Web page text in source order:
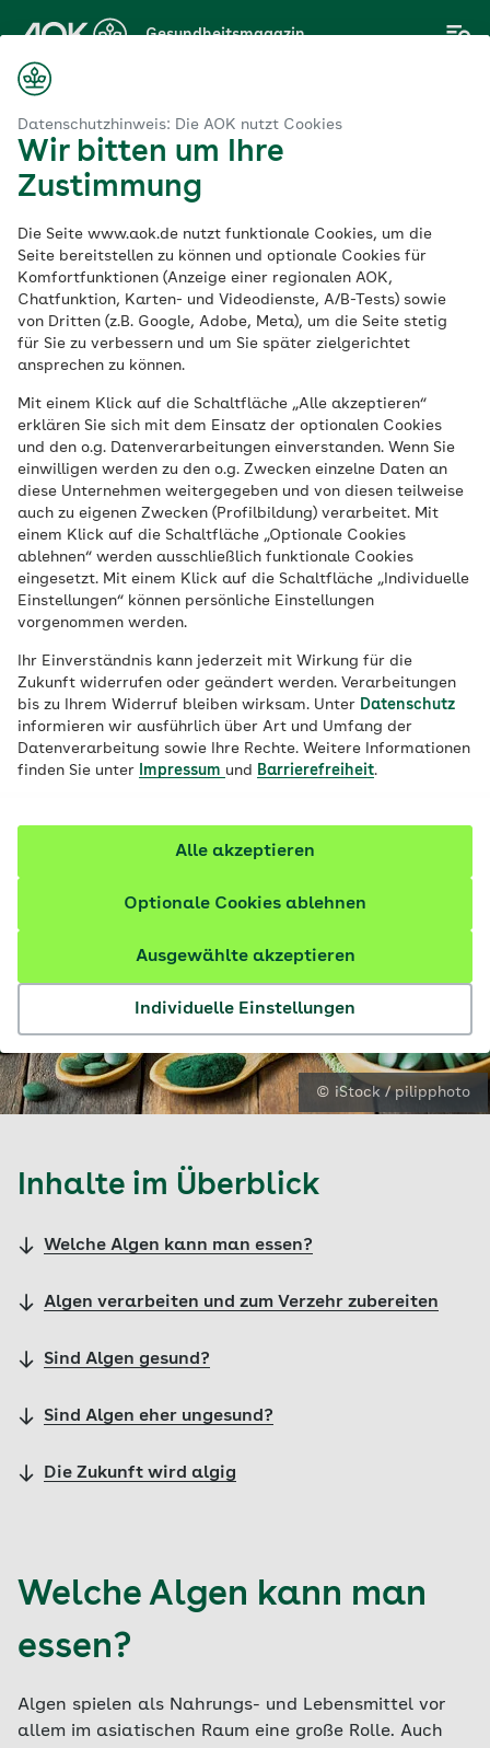
Datenschutzhinweis: Die AOK nutzt Cookies
Wir bitten um Ihre
Zustimmung
Die Seite www.aok.de nutzt funktionale Cookies, um die
Seite bereitstellen zu können und optionale Cookies für
Komfortfunktionen (Anzeige einer regionalen AOK,
Chatfunktion, Karten- und Videodienste, A/B-Tests) sowie
von Dritten (z.B. Google, Adobe, Meta), um die Seite stetig
für Sie zu verbessern und um Sie später zielgerichtet
ansprechen zu können.
Mit einem Klick auf die Schaltfläche „Alle akzeptieren“
erklären Sie sich mit dem Einsatz der optionalen Cookies
und den o.g. Datenverarbeitungen einverstanden. Wenn Sie
einwilligen werden zu den o.g. Zwecken einzelne Daten an
diese Unternehmen weitergegeben und von diesen teilweise
auch zu eigenen Zwecken (Profilbildung) verarbeitet. Mit
einem Klick auf die Schaltfläche „Optionale Cookies
ablehnen“ werden ausschließlich funktionale Cookies
eingesetzt. Mit einem Klick auf die Schaltfläche „Individuelle
Einstellungen“ können persönliche Einstellungen
vorgenommen werden.
Ihr Einverständnis kann jederzeit mit Wirkung für die
Zukunft widerrufen oder geändert werden. Verarbeitungen
bis zu Ihrem Widerruf bleiben wirksam. Unter Datenschutz
informieren wir ausführlich über Art und Umfang der
Datenverarbeitung sowie Ihre Rechte. Weitere Informationen
finden Sie unter
Impressum und Barrierefreiheit.
Individuelle Einstellungen
Ausgewählte akzeptieren
Optionale Cookies ablehnen
Alle akzeptieren
Hauptinhalt
springen
Gesundheitsmagazin
Spirulina & Co.: Sind
Algen gesund?
Veröffentlicht am:
04.02.2022
aktualisiert am 22.05.2023
4 Minuten Lesedauer
Algen in Sushi, als Salat und
Nahrungsergänzungsmittel: Spirulina, Nori
und andere Algen nehmen in unserer
Ernährung einen immer größeren
Stellenwert ein. Doch wie gesund sind
Algen wirklich und können sie
unbedenklich verzehrt werden?
© iStock / pilipphoto
Inhalte im Überblick
Welche Algen kann man essen?
Algen verarbeiten und zum Verzehr zubereiten
Sind Algen gesund?
Sind Algen eher ungesund?
Die Zukunft wird algig
Welche Algen kann man
essen?
Algen spielen als Nahrungs- und Lebensmittel vor
allem im asiatischen Raum eine große Rolle. Auch